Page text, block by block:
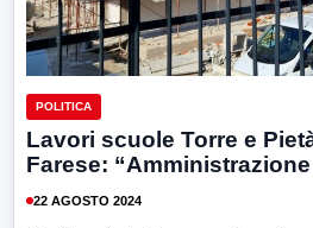
POLITICA
Lavori scuole Torre e
Farese:
22 AGOSTO 2024